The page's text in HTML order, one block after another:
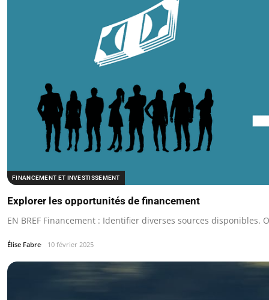
FINANCEMENT ET INVESTISSEMENT
Explorer les opportunités de financement
EN BREF Financement : Identifier diverses sources disponibles.
Élise Fabre 10 février 2025